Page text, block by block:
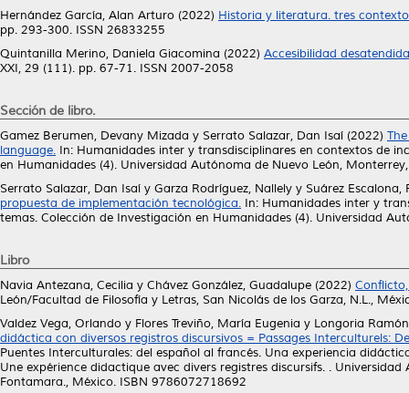
Hernández García, Alan Arturo (2022) Historia y literatura. tres
pp. 293-300. ISSN 26833255
Quintanilla Merino, Daniela Giacomina (2022) Accesibilidad
XXI, 29 (111). pp. 67-71. ISSN 2007-2058
Sección de libro.
Gamez Berumen, Devany Mizada y Serrato Salazar, Dan Isaí (2022)
language. In: Humanidades inter y transdisciplinares en contextos de
en Humanidades (4). Universidad Autónoma de Nuevo León,
Serrato Salazar, Dan Isaí y Garza Rodríguez, Nallely y Suárez Escalona,
propuesta de implementación tecnológica. In: Humanidades inter y
temas. Colección de Investigación en Humanidades (4). Universidad
Libro
Navia Antezana, Cecilia y Chávez González, Guadalupe (2022)
León/Facultad de Filosofía y Letras, San Nicolás de los Garza, N.L.,
Valdez Vega, Orlando y Flores Treviño, María Eugenia y Longoria
didáctica con diversos registros discursivos = Passages Interculturels:
Puentes Interculturales: del español al francés. Una experiencia
Une expérience didactique avec divers registres discursifs. .
Fontamara., México. ISBN 9786072718692